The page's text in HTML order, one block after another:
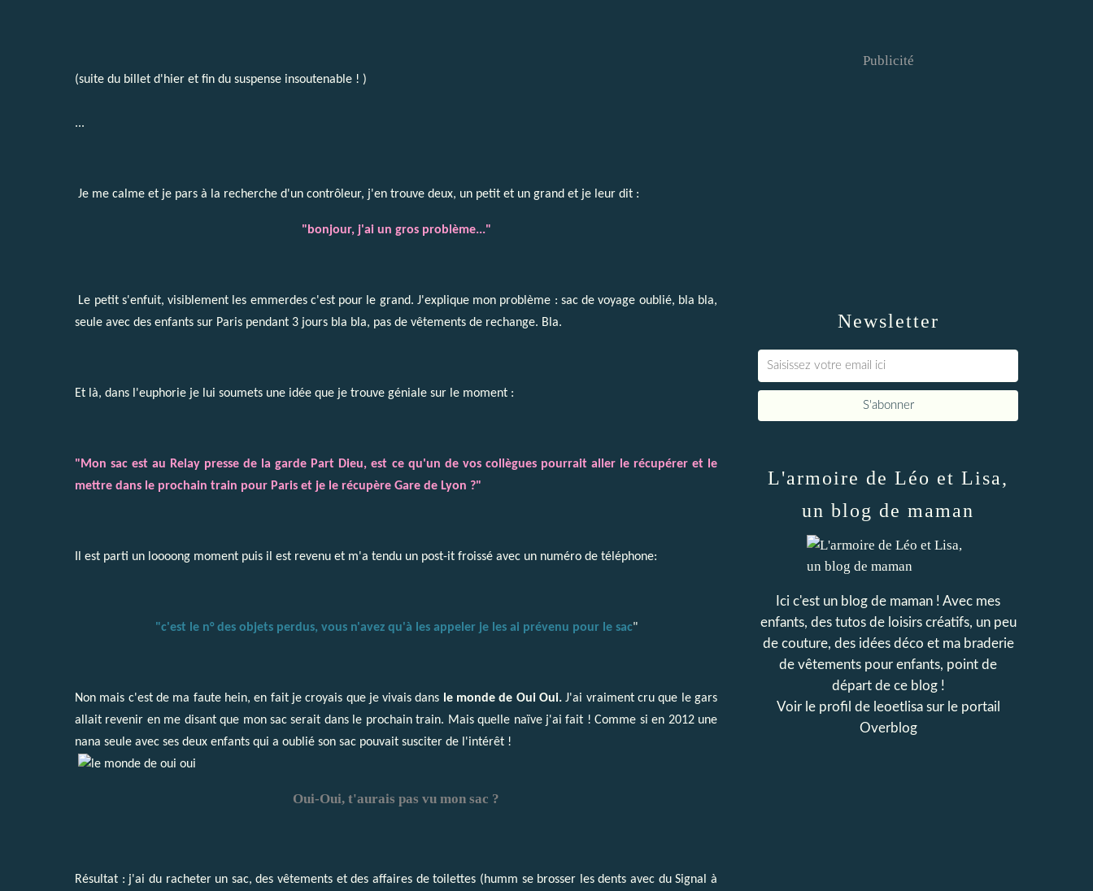
(suite du billet d'hier et fin du suspense insoutenable ! )
...
Je me calme et je pars à la recherche d'un contrôleur, j'en trouve deux, un petit et un grand et je leur dit :
"bonjour, j'ai un gros problème..."
Le petit s'enfuit, visiblement les emmerdes c'est pour le grand. J'explique mon problème : sac de voyage oublié, bla bla,
seule avec des enfants sur Paris pendant 3 jours bla bla, pas de vêtements de rechange. Bla.
Et là, dans l'euphorie je lui soumets une idée que je trouve géniale sur le moment :
"Mon sac est au Relay presse de la garde Part Dieu, est ce qu'un de vos collègues pourrait aller le récupérer et le
mettre dans le prochain train pour Paris et je le récupère Gare de Lyon ?"
Il est parti un loooong moment puis il est revenu et m'a tendu un post-it froissé avec un numéro de téléphone:
"c'est le n° des objets perdus, vous n'avez qu'à les appeler je les ai prévenu pour le sac"
Non mais c'est de ma faute hein, en fait je croyais que je vivais dans le monde de Oui Oui. J'ai vraiment cru que le gars
allait revenir en me disant que mon sac serait dans le prochain train. Mais quelle naïve j'ai fait ! Comme si en 2012 une
nana seule avec ses deux enfants qui a oublié son sac pouvait susciter de l'intérêt !
Oui-Oui, t'aurais pas vu mon sac ?
Résultat : j'ai du racheter un sac, des vêtements et des affaires de toilettes (humm se brosser les dents avec du Signal à
Newsletter
Publicité
L'armoire de Léo et Lisa,
un blog de maman
Ici c'est un blog de maman ! Avec mes
enfants, des tutos de loisirs créatifs, un peu
de couture, des idées déco et ma braderie
de vêtements pour enfants, point de
départ de ce blog !
Voir le profil de leoetlisasur le portail
Overblog